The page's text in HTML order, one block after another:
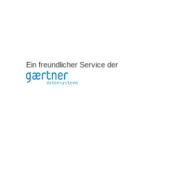
Ein freundlicher Service der